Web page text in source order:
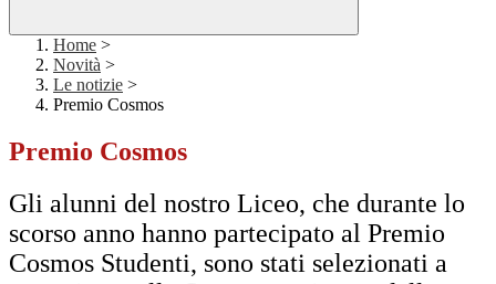
Home >
Novità >
Le notizie >
Premio Cosmos
Premio Cosmos
Gli alunni del nostro Liceo, che durante lo
scorso anno hanno partecipato al Premio
Cosmos Studenti, sono stati selezionati a